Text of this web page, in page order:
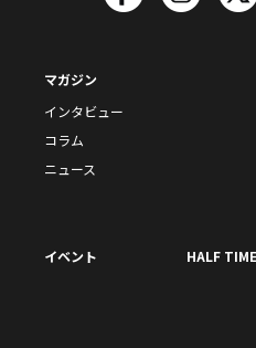
マガジン
インタビュー
コラム
ニュース
イベント HALF